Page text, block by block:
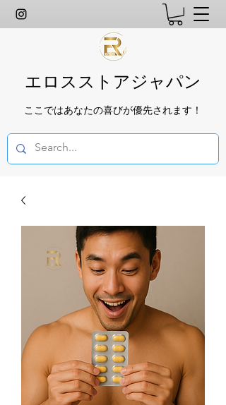
エロスストアジャパン
ここではあなたの喜びが優先されます！